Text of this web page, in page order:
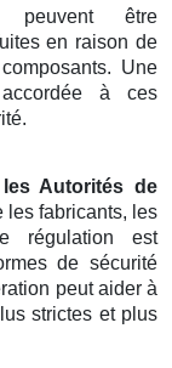
peuvent être
en raison de
Une
à ces
Autorités de
les fabricants, les
régulation est
de sécurité
peut aider à
strictes et plus